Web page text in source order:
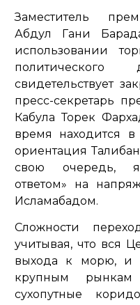
Заместитель
Абдул Гани
использовании
политического
свидетельствует
пресс-секретарь
Кабула Торек
время находится
ориентация
свою очередь,
ответом» на
Исламабадом.
Сложности
учитывая, что вся
выхода к морю, и
крупным
сухопутные